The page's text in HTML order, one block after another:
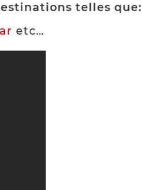
telles que:
etc…